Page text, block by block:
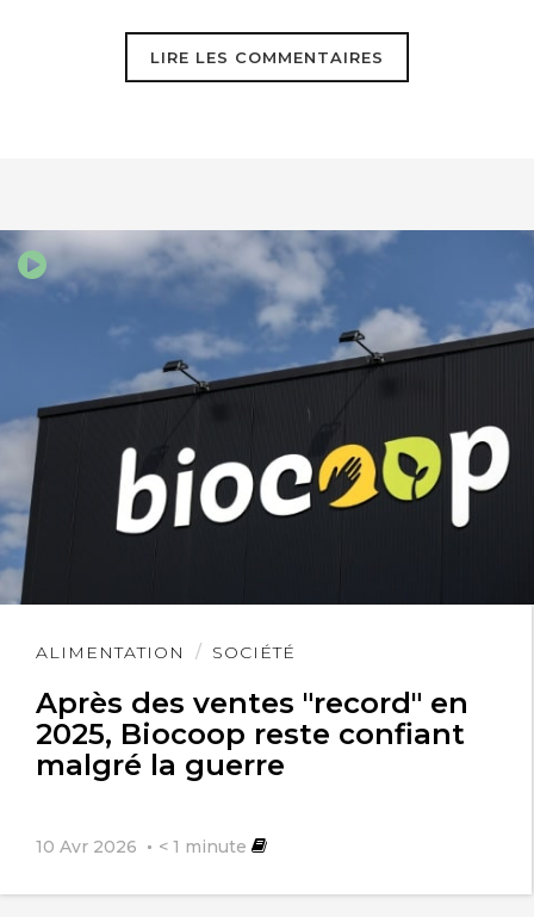
LIRE LES COMMENTAIRES
ALIMENTATION SOCIÉTÉ
Après des ventes "record" en
2025, Biocoop reste confiant
malgré la guerre
10 Avr 2026 < 1 minute
Lire